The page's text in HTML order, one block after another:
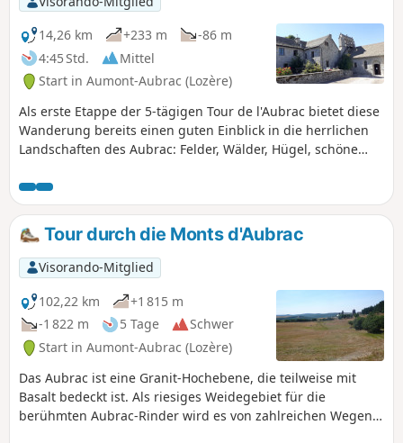
klein fühlen.
14,26 km
+233 m
-86 m
4:45 Std.
Mittel
Start in Aumont-Aubrac (Lozère)
Als erste Etappe der 5-tägigen Tour de l'Aubrac bietet diese
Wanderung bereits einen guten Einblick in die herrlichen
Landschaften des Aubrac: Felder, Wälder, Hügel, schöne
und natürlich die stolzen Aubrac-Kühe.
Tour durch die Monts d'Aubrac
Visorando-Mitglied
102,22 km
+1 815 m
-1 822 m
5 Tage
Schwer
Start in Aumont-Aubrac (Lozère)
Das Aubrac ist eine Granit-Hochebene, die teilweise mit
Basalt bedeckt ist. Als riesiges Weidegebiet für die
berühmten Aubrac-Rinder wird es von zahlreichen Wegen